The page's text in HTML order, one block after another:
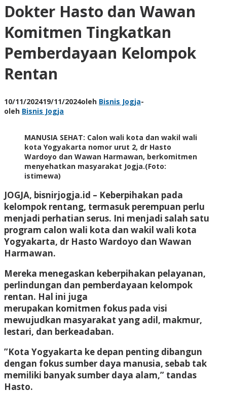
Dokter Hasto dan Wawan
Komitmen Tingkatkan
Pemberdayaan Kelompok
Rentan
10/11/202419/11/2024oleh Bisnis Jogja-
oleh Bisnis Jogja
MANUSIA SEHAT: Calon wali kota dan wakil wali
kota Yogyakarta nomor urut 2, dr Hasto
Wardoyo dan Wawan Harmawan, berkomitmen
menyehatkan masyarakat Jogja.(Foto:
istimewa)
JOGJA, bisnirjogja.id – Keberpihakan pada
kelompok rentang, termasuk perempuan perlu
menjadi perhatian serus. Ini menjadi salah satu
program calon wali kota dan wakil wali kota
Yogyakarta, dr Hasto Wardoyo dan Wawan
Harmawan.
Mereka menegaskan keberpihakan pelayanan,
perlindungan dan pemberdayaan kelompok
rentan. Hal ini juga
merupakan komitmen fokus pada visi
mewujudkan masyarakat yang adil, makmur,
lestari, dan berkeadaban.
”Kota Yogyakarta ke depan penting dibangun
dengan fokus sumber daya manusia, sebab tak
memiliki banyak sumber daya alam,” tandas
Hasto.